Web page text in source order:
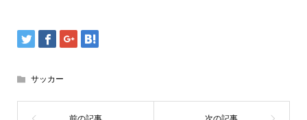
サッカー